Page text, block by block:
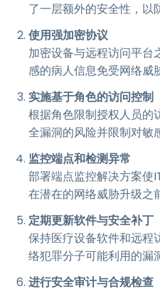
了一层额外的安全性，以
使用强加密协议
加密设备与远程访问平台
感的病人信息免受网络威
实施基于角色的访问控制
根据角色限制授权人员的
全漏洞的风险并限制对敏
监控端点和检测异常
部署端点监控解决方案使
在潜在的网络威胁升级之
定期更新软件与安全补丁
保持医疗设备软件和远程
络犯罪分子可能利用的漏
进行安全审计与合规检查